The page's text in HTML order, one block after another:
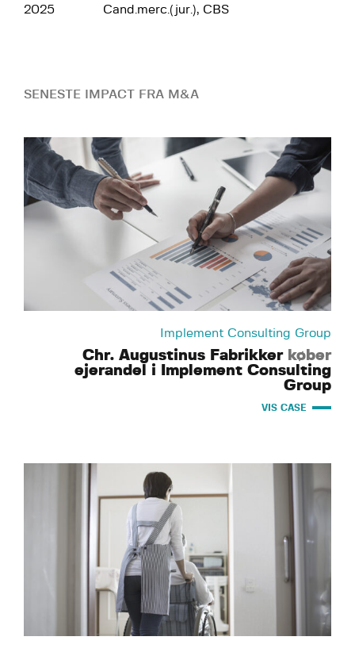
2025 Cand.merc.(jur.), CBS
SENESTE IMPACT FRA M&A
Implement Consulting Group
Chr. Augustinus Fabrikker køber
ejerandel i Implement Consulting
Group
VIS CASE